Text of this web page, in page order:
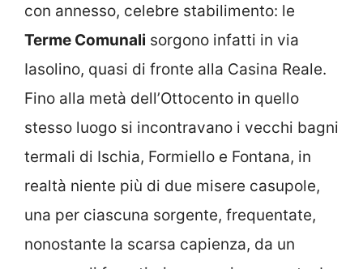
con annesso, celebre stabilimento: le
Terme Comunali sorgono infatti in via
Iasolino, quasi di fronte alla Casina Reale.
Fino alla metà dell’Ottocento in quello
stesso luogo si incontravano i vecchi bagni
termali di Ischia, Formiello e Fontana, in
realtà niente più di due misere casupole,
una per ciascuna sorgente, frequentate,
nonostante la scarsa capienza, da un